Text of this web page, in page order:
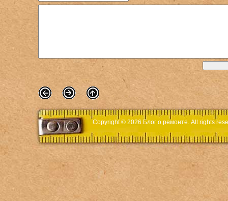
Copyright © 2026 Блог о ремонте . All rights